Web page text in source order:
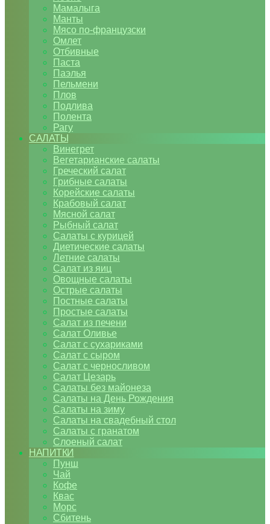
Мамалыга
Манты
Мясо по-французски
Омлет
Отбивные
Паста
Паэлья
Пельмени
Плов
Подлива
Полента
Рагу
САЛАТЫ
Винегрет
Вегетарианские салаты
Греческий салат
Грибные салаты
Корейские салаты
Крабовый салат
Мясной салат
Рыбный салат
Салаты с курицей
Диетические салаты
Летние салаты
Салат из яиц
Овощные салаты
Острые салаты
Постные салаты
Простые салаты
Салат из печени
Салат Оливье
Салат с сухариками
Салат с сыром
Салат с черносливом
Салат Цезарь
Салаты без майонеза
Салаты на День Рождения
Салаты на зиму
Салаты на свадебный стол
Салаты с гранатом
Слоеный салат
НАПИТКИ
Пунш
Чай
Кофе
Квас
Морс
Сбитень